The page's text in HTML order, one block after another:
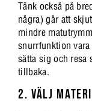
Tänk också på
några) går att
mindre
snurrfunktion
sätta sig och resa
tillbaka.
2. VÄLJ